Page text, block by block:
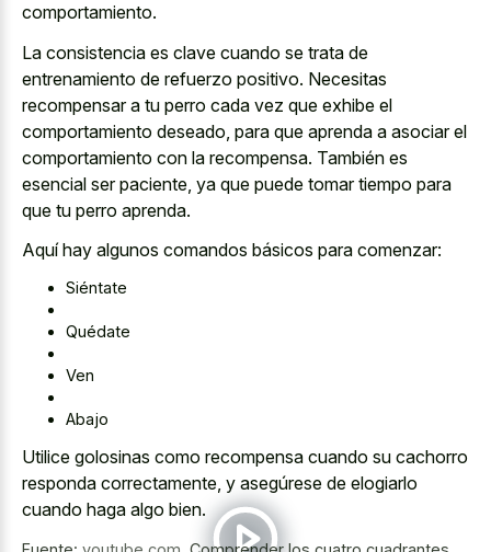
comportamiento.
La consistencia es clave cuando se trata de
entrenamiento de refuerzo positivo. Necesitas
recompensar a tu perro cada vez que exhibe el
comportamiento deseado, para que aprenda a asociar el
comportamiento con la recompensa. También es
esencial ser paciente, ya que puede tomar tiempo para
que tu perro aprenda.
Aquí hay algunos comandos básicos para comenzar:
Siéntate
Quédate
Ven
Abajo
Utilice golosinas como recompensa cuando su cachorro
responda correctamente, y asegúrese de elogiarlo
cuando haga algo bien.